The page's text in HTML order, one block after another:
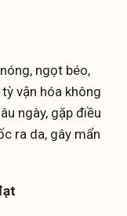
ngọt béo,
vận hóa không
ngày, gặp điều
ra da, gây mẩn